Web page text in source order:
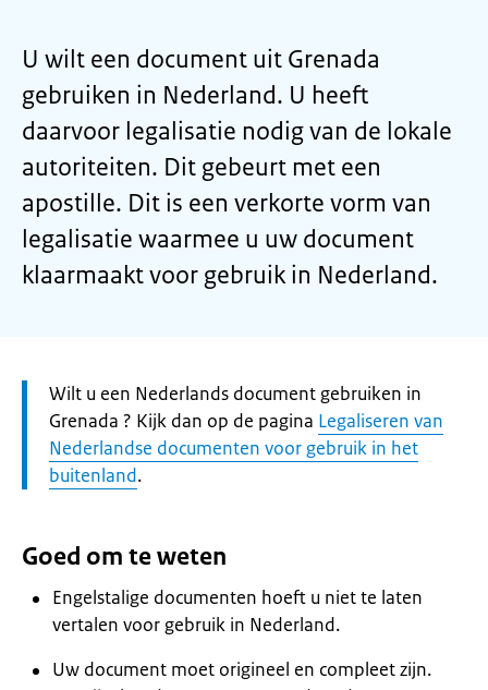
U wilt een document uit Grenada
gebruiken in Nederland. U heeft
daarvoor legalisatie nodig van de lokale
autoriteiten. Dit gebeurt met een
apostille. Dit is een verkorte vorm van
legalisatie waarmee u uw document
klaarmaakt voor gebruik in Nederland.
Let
op:
Wilt u een Nederlands document gebruiken in
Grenada ? Kijk dan op de pagina Legaliseren van
Nederlandse documenten voor gebruik in het
buitenland.
Goed om te weten
Engelstalige documenten hoeft u niet te laten
vertalen voor gebruik in Nederland.
Uw document moet origineel en compleet zijn.